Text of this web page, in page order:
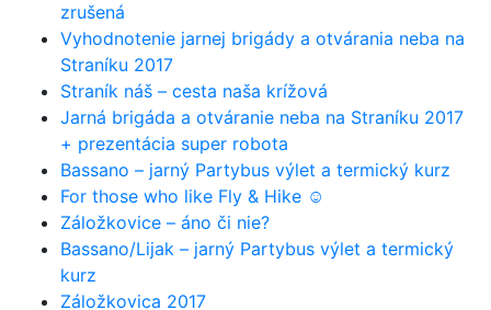
zrušená
Vyhodnotenie jarnej brigády a otvárania neba na
Straníku 2017
Straník náš – cesta naša krížová
Jarná brigáda a otváranie neba na Straníku 2017
+ prezentácia super robota
Bassano – jarný Partybus výlet a termický kurz
For those who like Fly & Hike ☺
Záložkovice – áno či nie?
Bassano/Lijak – jarný Partybus výlet a termický
kurz
Záložkovica 2017